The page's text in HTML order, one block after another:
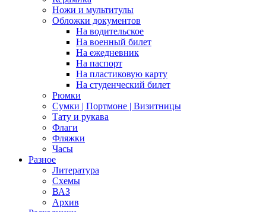
Ножи и мультитулы
Обложки документов
На водительское
На военный билет
На ежедневник
На паспорт
На пластиковую карту
На студенческий билет
Рюмки
Сумки | Портмоне | Визитницы
Тату и рукава
Флаги
Фляжки
Часы
Разное
Литература
Схемы
ВАЗ
Архив